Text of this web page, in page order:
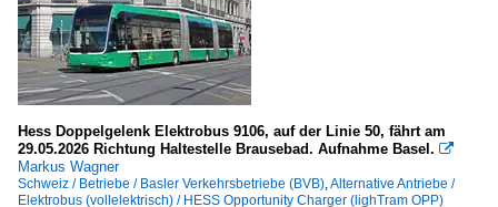
Hess Doppelgelenk Elektrobus 9106, auf der Linie 50, fährt am
29.05.2026 Richtung Haltestelle Brausebad. Aufnahme Basel. 
Markus Wagner
Schweiz / Betriebe / Basler Verkehrsbetriebe (BVB),Alternative Antriebe /
Elektrobus (vollelektrisch) / HESS Opportunity Charger (lighTram OPP)